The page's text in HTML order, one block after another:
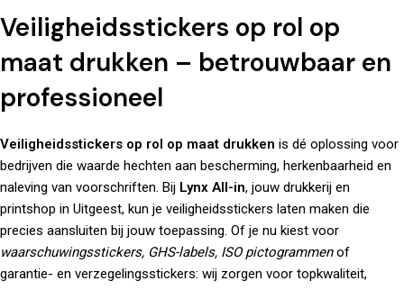
Veiligheidsstickers op rol op
maat drukken – betrouwbaar en
professioneel
Veiligheidsstickers op rol op maat drukken is dé oplossing voor
bedrijven die waarde hechten aan bescherming, herkenbaarheid en
naleving van voorschriften. Bij Lynx All-in, jouw drukkerij en
printshop in Uitgeest, kun je veiligheidsstickers laten maken die
precies aansluiten bij jouw toepassing. Of je nu kiest voor
waarschuwingsstickers, GHS-labels, ISO pictogrammenof
garantie- en verzegelingsstickers: wij zorgen voor topkwaliteit,